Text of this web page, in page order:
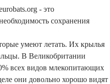
- это
сохранения
умеют летать. Их крылья
В Великобритании
всех видов млекопитающих
они довольно хорошо видят